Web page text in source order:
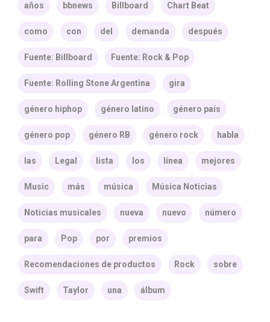
años bbnews Billboard Chart Beat
como con del demanda después
Fuente: Billboard Fuente: Rock & Pop
Fuente: Rolling Stone Argentina gira
género hiphop género latino género país
género pop género RB género rock habla
las Legal lista los línea mejores
Music más música Música Noticias
Noticias musicales nueva nuevo número
para Pop por premios
Recomendaciones de productos Rock sobre
Swift Taylor una álbum